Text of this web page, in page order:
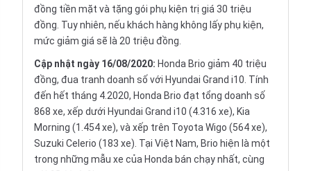
đồng tiền mặt và tặng gói phụ kiện trị giá 30 triệu
đồng. Tuy nhiên, nếu khách hàng không lấy phụ kiện,
mức giảm giá sẽ là 20 triệu đồng.
Cập nhật ngày 16/08/2020: Honda Brio giảm 40 triệu
đồng, đua tranh doanh số với Hyundai Grand i10. Tính
đến hết tháng 4.2020, Honda Brio đạt tổng doanh số
868 xe, xếp dưới Hyundai Grand i10 (4.316 xe), Kia
Morning (1.454 xe), và xếp trên Toyota Wigo (564 xe),
Suzuki Celerio (183 xe). Tại Việt Nam, Brio hiện là một
trong những mẫu xe của Honda bán chạy nhất, cùng